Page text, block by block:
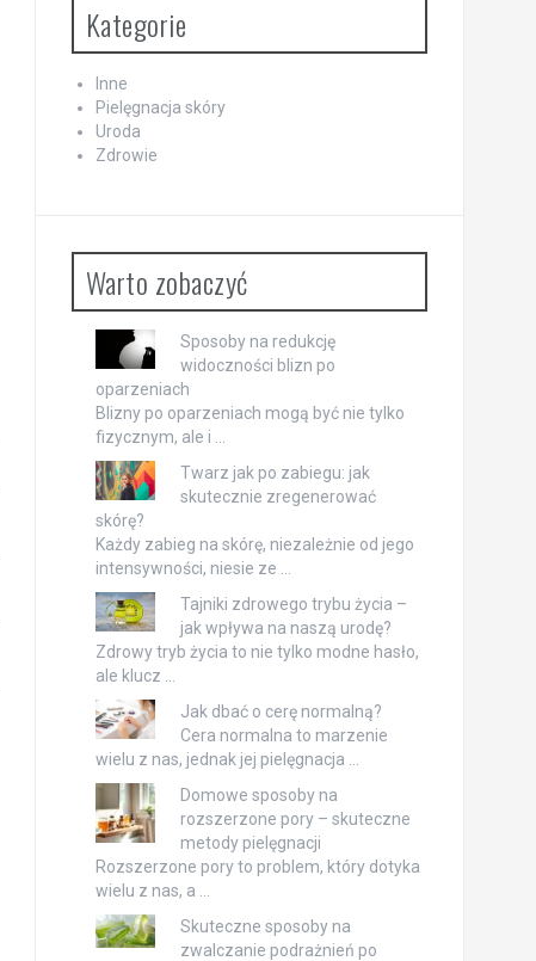
Kategorie
Inne
Pielęgnacja skóry
Uroda
Zdrowie
Warto zobaczyć
Sposoby na redukcję
widoczności blizn po
oparzeniach
Blizny po oparzeniach mogą być nie tylko
fizycznym, ale i …
Twarz jak po zabiegu: jak
skutecznie zregenerować
skórę?
Każdy zabieg na skórę, niezależnie od jego
intensywności, niesie ze …
Tajniki zdrowego trybu życia –
jak wpływa na naszą urodę?
Zdrowy tryb życia to nie tylko modne hasło,
ale klucz …
Jak dbać o cerę normalną?
Cera normalna to marzenie
wielu z nas, jednak jej pielęgnacja …
Domowe sposoby na
rozszerzone pory – skuteczne
metody pielęgnacji
Rozszerzone pory to problem, który dotyka
wielu z nas, a …
Skuteczne sposoby na
zwalczanie podrażnień po